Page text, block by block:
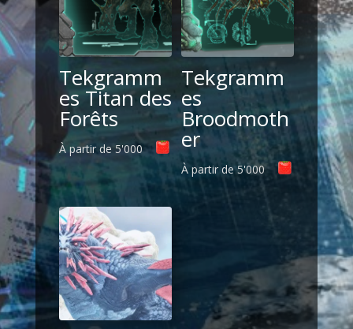
Tekgramm
es Titan des
Forêts
À partir de 5'000
Tekgramm
es
Broodmoth
er
À partir de5'000